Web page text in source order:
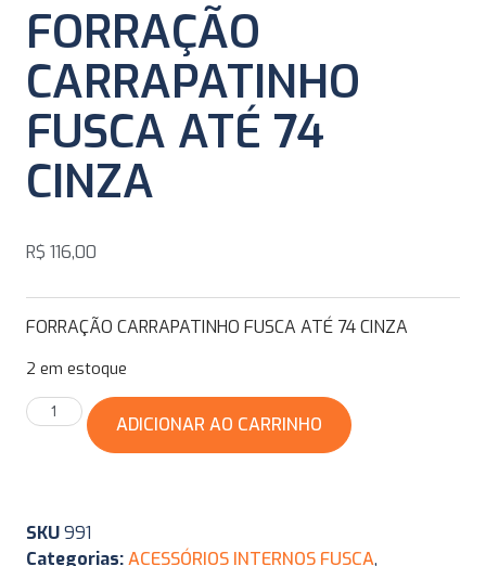
FORRAÇÃO
CARRAPATINHO
FUSCA ATÉ 74
CINZA
R$ 116,00
FORRAÇÃO CARRAPATINHO FUSCA ATÉ 74 CINZA
2 em estoque
ADICIONAR AO CARRINHO
SKU991
Categorias:ACESSÓRIOS INTERNOS FUSCA,